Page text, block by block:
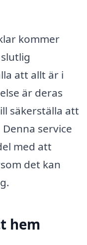
kommer
att allt är i
är deras
säkerställa att
service
med att
det kan
hem